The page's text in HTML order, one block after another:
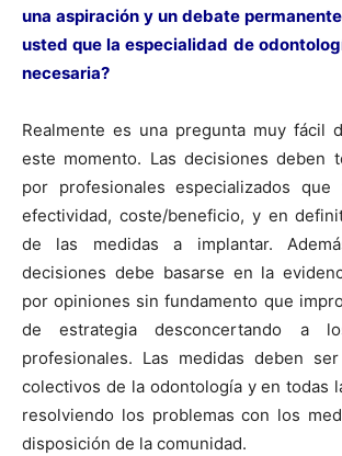
una aspiración y un debate
usted que la especialidad de
necesaria?
Realmente es una pregunta muy fácil
este momento. Las decisiones deben
por profesionales especializados
efectividad, coste/beneficio, y en
de las medidas a implantar.
decisiones debe basarse en la
por opiniones sin fundamento que
de estrategia desconcertando a
profesionales. Las medidas deben
colectivos de la odontología y en todas
resolviendo los problemas con los
disposición de la comunidad.